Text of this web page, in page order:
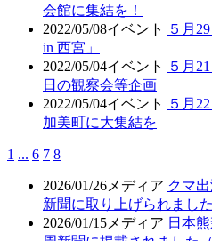
会館に集結を！
2022/05/08イベント
５月
in 西宮」
2022/05/04イベント
５月
日の観察会等企画
2022/05/04イベント
５月
加美町に大集結を
1 ... 6 7 8
2026/01/26 メディア クマ
新聞に取り上げられました
2026/01/15 メディア 日本